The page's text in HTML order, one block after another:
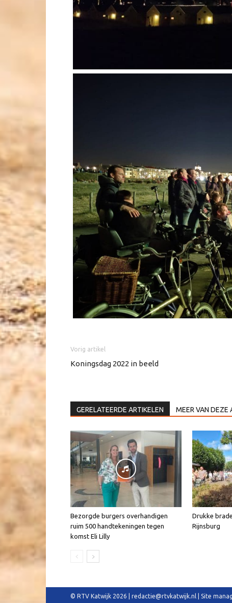
Vorig artikel
Koningsdag 2022 in beeld
GERELATEERDE ARTIKELEN MEER VAN DEZE
Bezorgde burgers overhandigen
ruim 500 handtekeningen tegen
komst Eli Lilly
Drukke
Rijnsburg
© RTV Katwijk 2026 | redactie@rtvkatwijk.nl | Site